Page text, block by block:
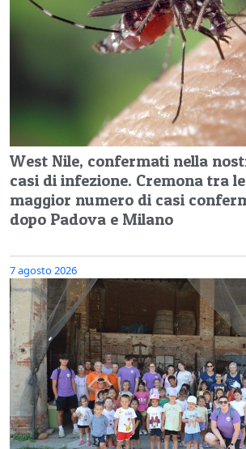
West Nile, confermati nella
casi di infezione. Cremona tra
maggior numero di casi
dopo Padova e Milano
7 agosto 2026